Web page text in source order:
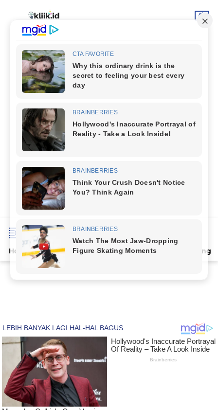
Home Terpopuler Indeks Artikel Deli Serdang